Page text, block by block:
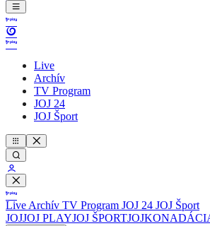
Live
Archív
TV Program
JOJ 24
JOJ Šport
Live Archív TV Program JOJ 24 JOJ Šport
JOJJOJ PLAYJOJ ŠPORTJOJKO